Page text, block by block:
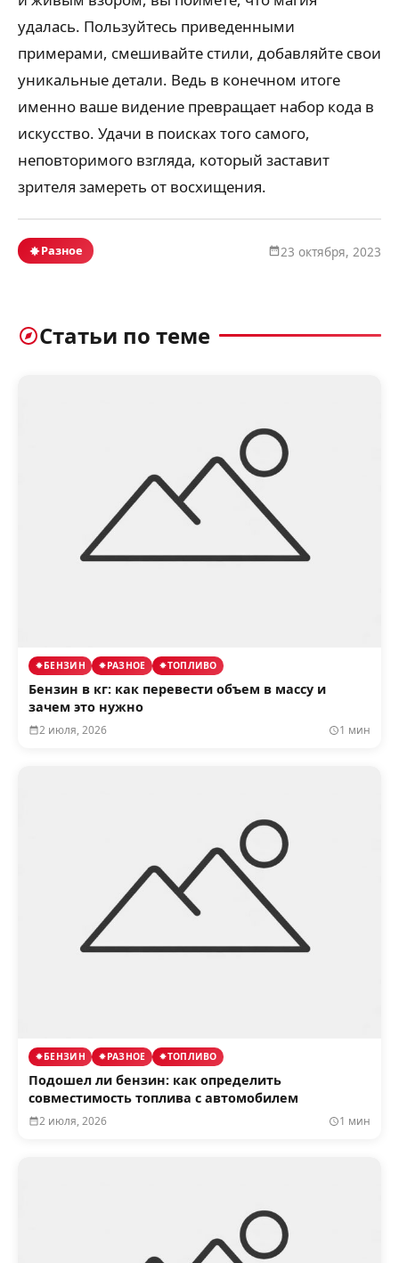
удалась. Пользуйтесь приведенными
примерами, смешивайте стили, добавляйте свои
уникальные детали. Ведь в конечном итоге
именно ваше видение превращает набор кода в
искусство. Удачи в поисках того самого,
неповторимого взгляда, который заставит
зрителя замереть от восхищения.
Разное 23 октября, 2023
Статьи по теме
БЕНЗИН РАЗНОЕ ТОПЛИВО
Бензин в кг: как перевести объем в массу и
зачем это нужно
2 июля, 2026 1 мин
БЕНЗИН РАЗНОЕ ТОПЛИВО
Подошел ли бензин: как определить
совместимость топлива с автомобилем
2 июля, 2026 1 мин